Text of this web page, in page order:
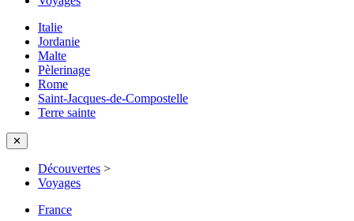
Italie
Jordanie
Malte
Pèlerinage
Rome
Saint-Jacques-de-Compostelle
Terre sainte
✕
Découvertes >
Voyages
France